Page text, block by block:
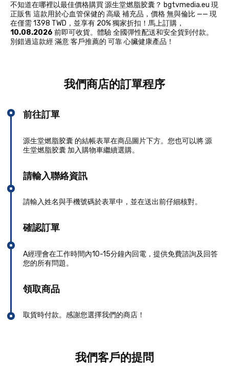
不知道在哪裡以最佳價格購買 源生堂燃脂胶囊？ bgtvmedia.eu 現
正販售 這款用於心血管保健的 高級 補充品，價格 無與倫比 —— 現
在僅需 1398 TWD，並享有 20% 獨家折扣！馬上訂購，
10.08.2026 前即可收貨。體驗 全國彈性配送和安全貨到付款。
別錯過這款經 滿意 客戶推薦的 可靠 心臟健康產品！
我們商店的訂單程序
前往訂單
源生堂燃脂胶囊 的結帳表單在商品圖片下方。您也可以將 源
生堂燃脂胶囊 加入購物車繼續選購。
請輸入聯絡資訊
請輸入姓名與手機號碼於表單中，並在送出前仔細核對。
確認訂單
A經理會在工作時間內10-15分鐘內回電，提供免費諮詢及回答
您的所有問題。
領取商品
取貨時付款。感謝您選擇我們的商店！
我們客戶的提問